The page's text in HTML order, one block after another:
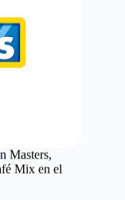
Masters,
Mix en el